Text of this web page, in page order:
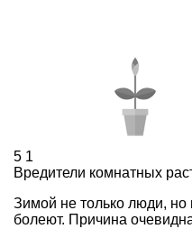
5 1
Вредители комнатных
Зимой не только люди,
болеют. Причина